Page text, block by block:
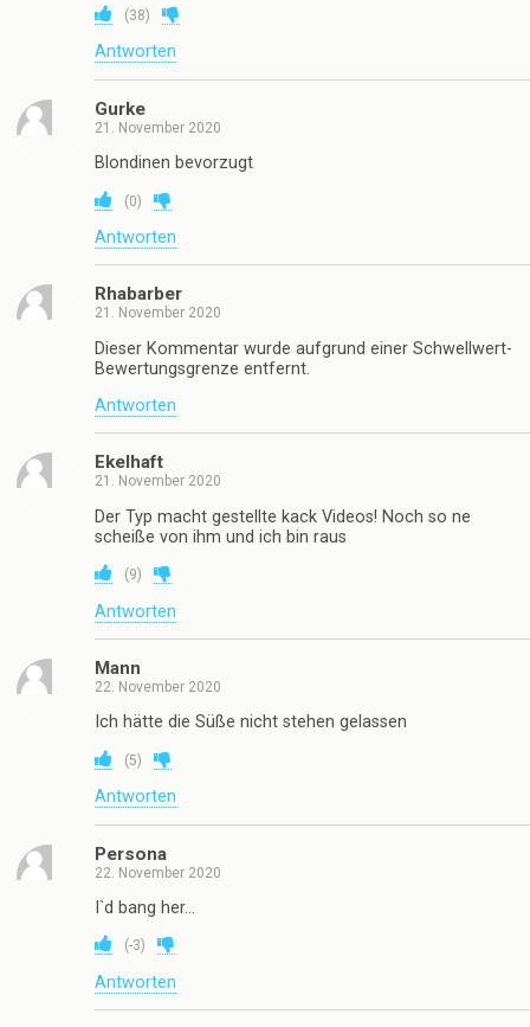
(38)
Antworten
Gurke
21. November 2020
Blondinen bevorzugt
(0)
Antworten
Rhabarber
21. November 2020
Dieser Kommentar wurde aufgrund einer Schwellwert-
Bewertungsgrenze entfernt.
Antworten
Ekelhaft
21. November 2020
Der Typ macht gestellte kack Videos! Noch so ne
scheiße von ihm und ich bin raus
(9)
Antworten
Mann
22. November 2020
Ich hätte die Süße nicht stehen gelassen
(5)
Antworten
Persona
22. November 2020
I`d bang her…
(-3)
Antworten